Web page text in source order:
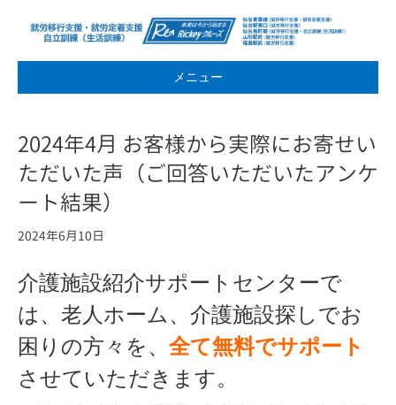
メニュー
2024年4月 お客様から実際にお寄せい
ただいた声（ご回答いただいたアンケ
ート結果）
2024年6月10日
介護施設紹介サポートセンターで
は、老人ホーム、介護施設探しでお
困りの方々を、 全て無料でサポート
させていただきます。